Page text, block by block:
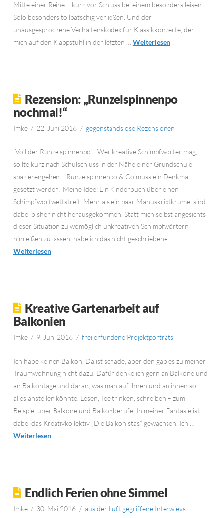
Mitte einer Reihe – kurz vor Schluss bei einem besonders leisen
Solo besonders tollpatschig verließen. Und der
unausgesprochene Verhaltenskodex für Klassikkonzerte, der
mich auf den Klappstuhl in der letzten … Weiterlesen
Rezension: „Runzelspinnenpo
nochmal!“
Imke 22. Juni 2016 gegenstandslose Rezensionen
„Voll der Runzelspinnenpo!“ Wer kreative Schimpfwörter mag,
sollte kurz nach Schulschluss in der Nähe einer Grundschule
spazierengehen… Runzelspinnenpo & Co muss ein Denkmal
gesetzt werden! Meine Idee: Ein Kinderbuch über einen
Schimpfwortwettstreit. Mehr als ein paar Manuskriptkrümel sind
dabei bisher nicht herausgekommen. Statt mich selbst angesichts
dieser Situation zu womöglich unkreativen Schimpfwörtern
hinreißen zu lassen, habe ich das nicht geschriebene …
Weiterlesen
Kreative Gartenarbeit auf
Balkonien
Imke 9. Juni 2016 frei erfundene Projektporträts
Ich habe keinen Balkon. Da ist schade, aber den gab es zu meiner
Traumwohnung nicht dazu. Dafür denke ich gern an Balkone und
an Balkontage und daran, was man auf ihnen und an ihnen so
alles anstellen könnte. Lesen, Tee trinken, schreiben – zum
Beispiel über Balkone und Balkonberufe. In meiner Fantasie ist
dabei das Kreativkollektiv „Die Balkonistas“ gewachsen. Ich …
Weiterlesen
Endlich Ferien ohne Simmel
Imke 30. Mai 2016 aus der Luft gegriffene Interwievs